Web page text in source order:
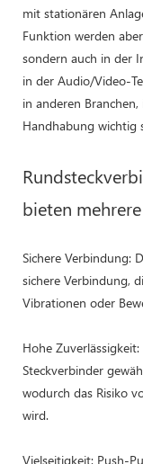
mit stationären
Funktion werden
sondern auch in der
in der Audio/Video-
in anderen
Handhabung wichtig
bieten
Sichere Verbindung:
sichere Verbindung,
Vibrationen oder
Hohe
Steckverbinder
wodurch das Risiko
wird.
Vielseitigkeit: Push-